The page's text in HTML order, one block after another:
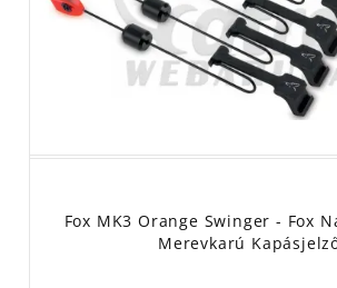
Fox MK3 Orange Swinger - Fox
Merevkarú